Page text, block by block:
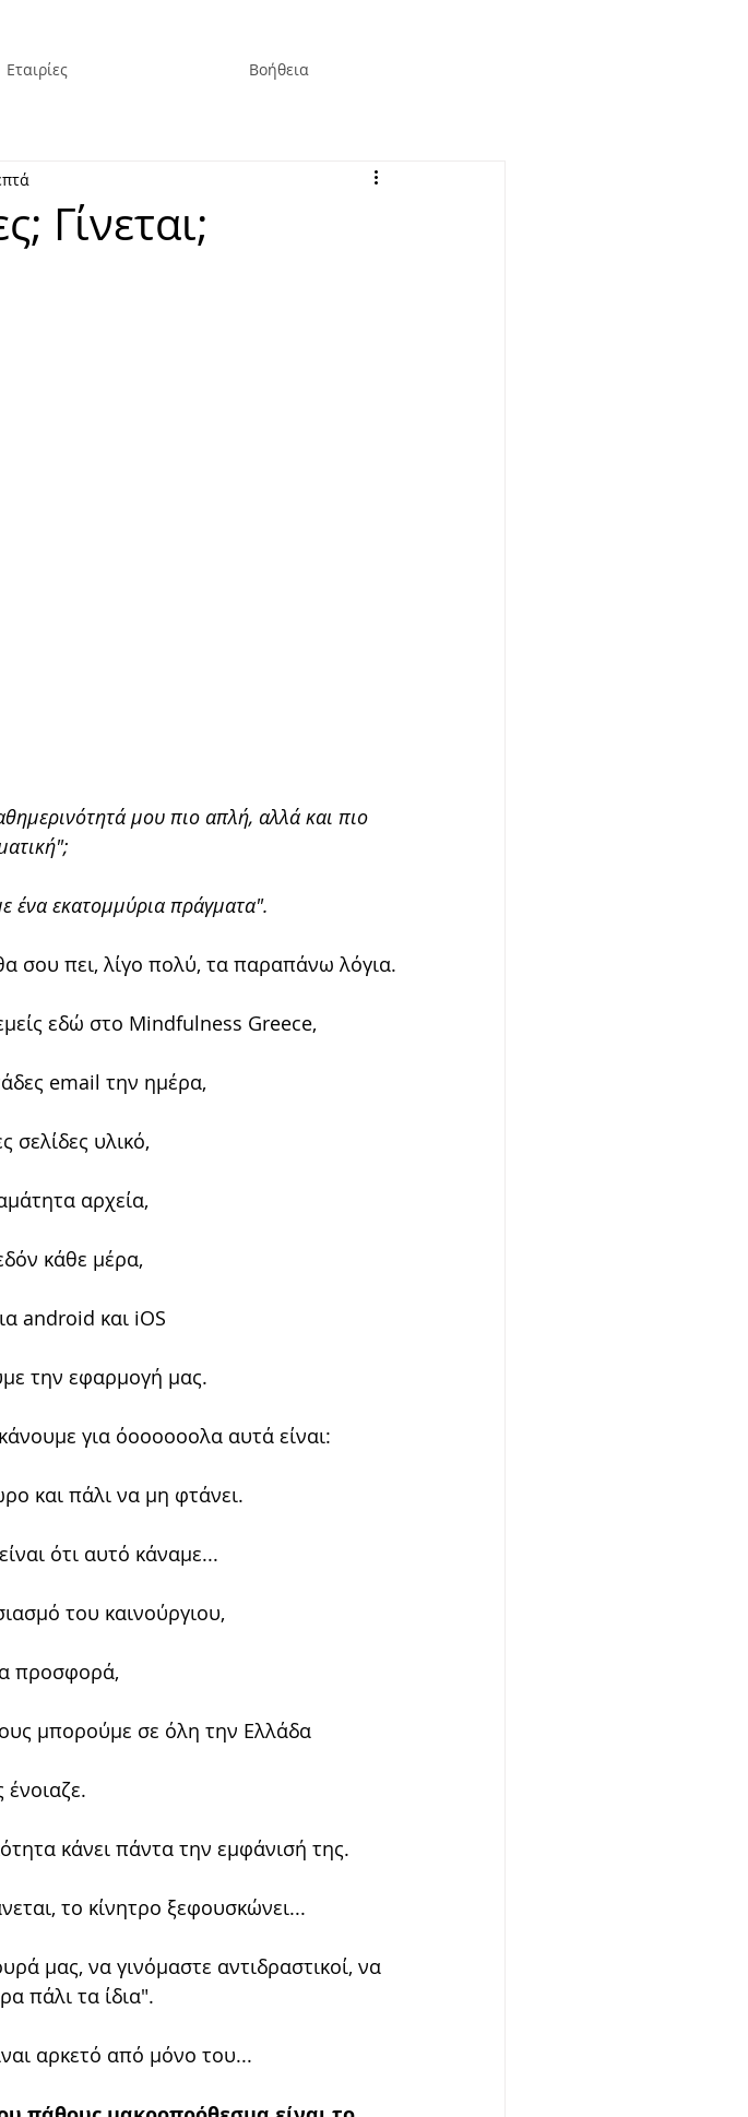
Εταιρίες Βοήθεια
Γίνεται;
μου πιο απλή, αλλά και πιο
ένα εκατομμύρια πράγματα".
σου πει, λίγο πολύ, τα παραπάνω λόγια.
εδώ στο Mindfulness Greece,
email την ημέρα,
σελίδες υλικό,
αρχεία,
κάθε μέρα,
android και iOS
την εφαρμογή μας.
για όοοοοοολα αυτά είναι:
και πάλι να μη φτάνει.
ότι αυτό κάναμε...
του καινούργιου,
προσφορά,
μπορούμε σε όλη την Ελλάδα
ένοιαζε.
κάνει πάντα την εμφάνισή της.
το κίνητρο ξεφουσκώνει...
μας, να γινόμαστε αντιδραστικοί, να
πάλι τα ίδια".
αρκετό από μόνο του...